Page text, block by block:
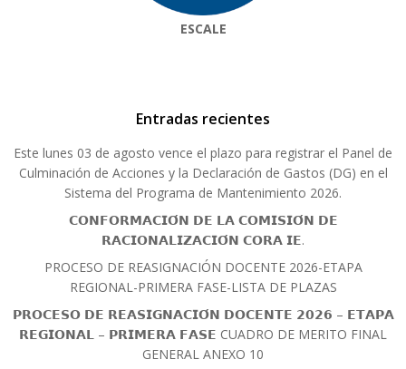
ESCALE
Entradas recientes
Este lunes 03 de agosto vence el plazo para registrar el Panel de
Culminación de Acciones y la Declaración de Gastos (DG) en el
Sistema del Programa de Mantenimiento 2026.
𝗖𝗢𝗡𝗙𝗢𝗥𝗠𝗔𝗖𝗜𝗢́𝗡 𝗗𝗘 𝗟𝗔 𝗖𝗢𝗠𝗜𝗦𝗜𝗢́𝗡 𝗗𝗘
𝗥𝗔𝗖𝗜𝗢𝗡𝗔𝗟𝗜𝗭𝗔𝗖𝗜𝗢́𝗡 𝗖𝗢𝗥𝗔 𝗜𝗘.
PROCESO DE REASIGNACIÓN DOCENTE 2026-ETAPA
REGIONAL-PRIMERA FASE-LISTA DE PLAZAS
𝗣𝗥𝗢𝗖𝗘𝗦𝗢 𝗗𝗘 𝗥𝗘𝗔𝗦𝗜𝗚𝗡𝗔𝗖𝗜𝗢́𝗡 𝗗𝗢𝗖𝗘𝗡𝗧𝗘 𝟮𝟬𝟮𝟲 – 𝗘𝗧𝗔𝗣𝗔
𝗥𝗘𝗚𝗜𝗢𝗡𝗔𝗟 – 𝗣𝗥𝗜𝗠𝗘𝗥𝗔 𝗙𝗔𝗦𝗘 CUADRO DE MERITO FINAL
GENERAL ANEXO 10